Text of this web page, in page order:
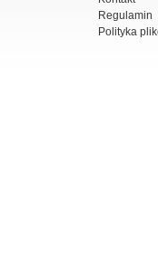
Regulamin
Polityka